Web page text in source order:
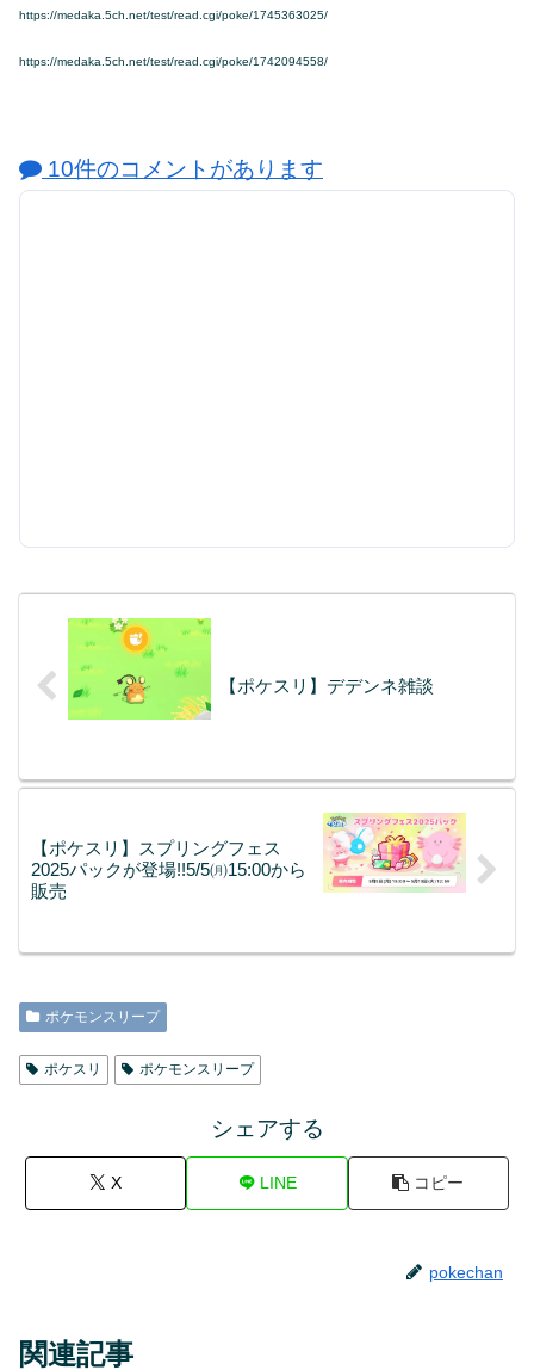
https://medaka.5ch.net/test/read.cgi/poke/1745363025/
https://medaka.5ch.net/test/read.cgi/poke/1742094558/
10件のコメントがあります
【ポケスリ】デデンネ雑談
【ポケスリ】スプリングフェス
2025パックが登場!!5/5㈪15:00から
販売
ポケモンスリープ
ポケスリ ポケモンスリープ
シェアする
X LINE コピー
pokechan
関連記事